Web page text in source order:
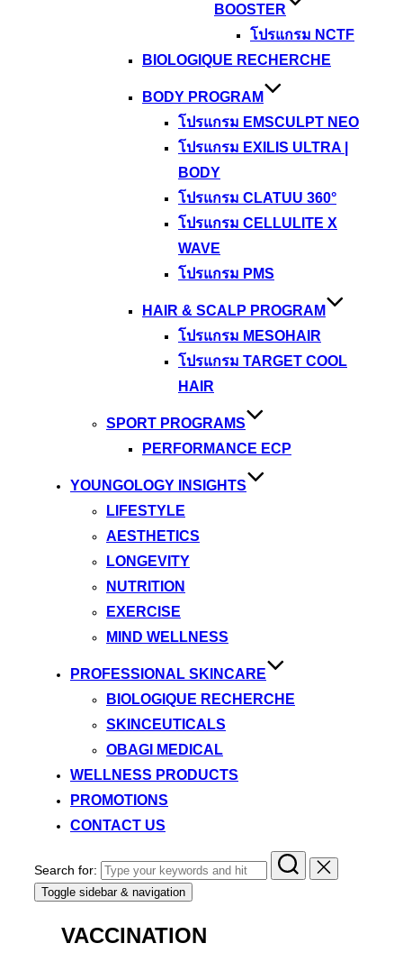
BOOSTER
โปรแกรม NCTF
BIOLOGIQUE RECHERCHE
BODY PROGRAM
โปรแกรม EMSCULPT NEO
โปรแกรม EXILIS ULTRA |
BODY
โปรแกรม CLATUU 360°
โปรแกรม CELLULITE X
WAVE
โปรแกรม PMS
HAIR & SCALP PROGRAM
โปรแกรม MESOHAIR
โปรแกรม TARGET COOL
HAIR
SPORT PROGRAMS
PERFORMANCE ECP
YOUNGOLOGY INSIGHTS
LIFESTYLE
AESTHETICS
LONGEVITY
NUTRITION
EXERCISE
MIND WELLNESS
PROFESSIONAL SKINCARE
BIOLOGIQUE RECHERCHE
SKINCEUTICALS
OBAGI MEDICAL
WELLNESS PRODUCTS
PROMOTIONS
CONTACT US
Search for:
Toggle sidebar & navigation
VACCINATION